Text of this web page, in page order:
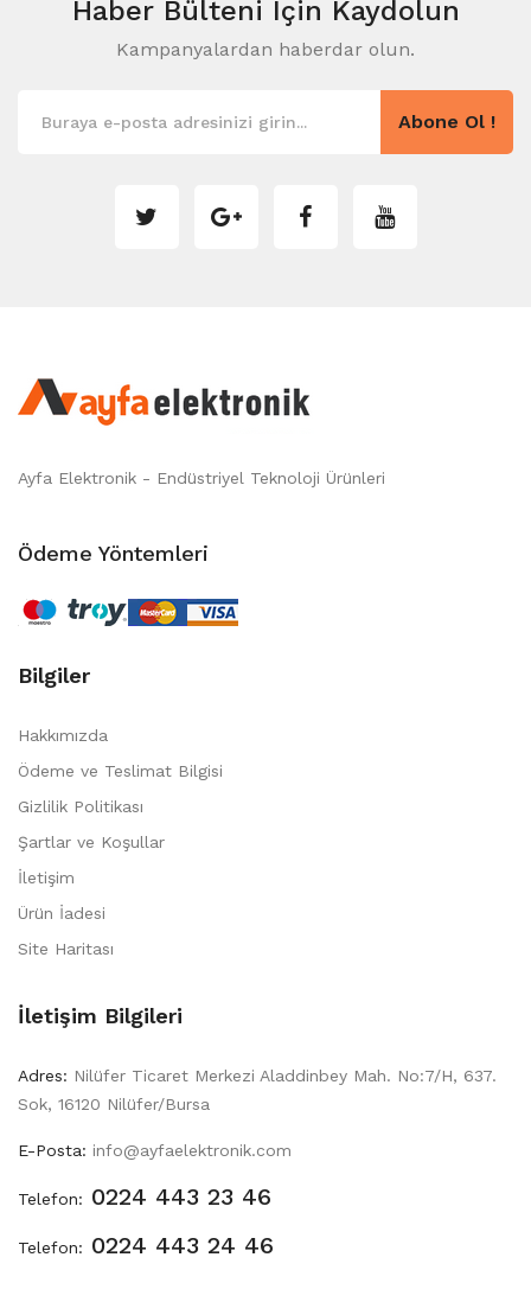
Haber Bülteni Için Kaydolun
Kampanyalardan haberdar olun.
Abone Ol !
Ayfa Elektronik - Endüstriyel Teknoloji Ürünleri
Ödeme Yöntemleri
Bilgiler
Hakkımızda
Ödeme ve Teslimat Bilgisi
Gizlilik Politikası
Şartlar ve Koşullar
İletişim
Ürün İadesi
Site Haritası
İletişim Bilgileri
Adres: Nilüfer Ticaret Merkezi Aladdinbey Mah. No:7/H, 637.
Sok, 16120 Nilüfer/Bursa
E-Posta: info@ayfaelektronik.com
Telefon: 0224 443 23 46
Telefon: 0224 443 24 46